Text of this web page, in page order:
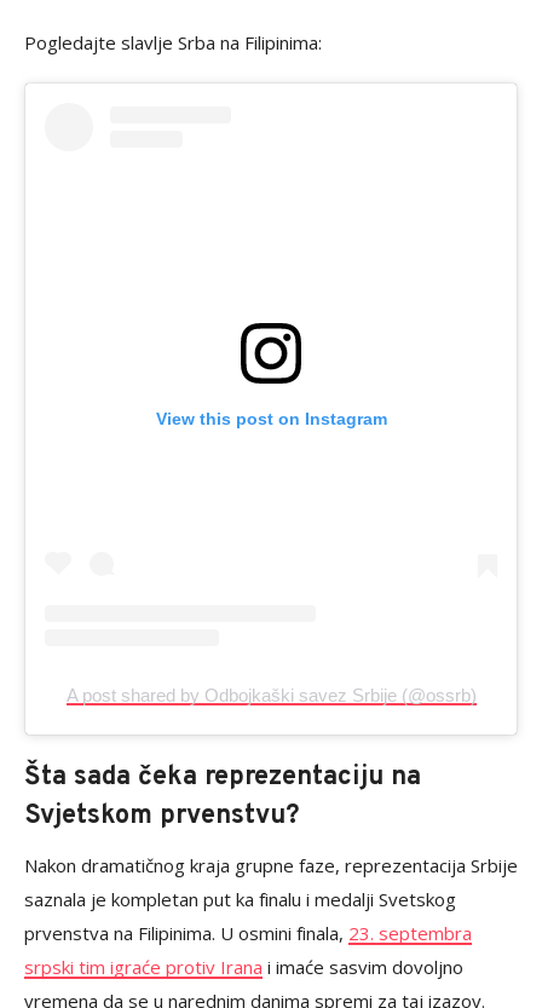
Pogledajte slavlje Srba na Filipinima:
View this post on Instagram
A post shared by Odbojkaški savez Srbije (@ossrb)
Šta sada čeka reprezentaciju na
Svjetskom prvenstvu?
Nakon dramatičnog kraja grupne faze, reprezentacija Srbije
saznala je kompletan put ka finalu i medalji Svetskog
prvenstva na Filipinima. U osmini finala, 23. septembra
srpski tim igraće protiv Irana i imaće sasvim dovoljno
vremena da se u narednim danima spremi za taj izazov.